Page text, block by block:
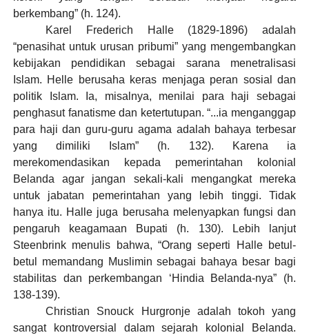
berkembang” (h. 124).
Karel Frederich Halle (1829-1896) adalah
“penasihat untuk urusan pribumi” yang mengembangkan
kebijakan pendidikan sebagai sarana menetralisasi
Islam. Helle berusaha keras menjaga peran sosial dan
politik Islam. Ia, misalnya, menilai para haji sebagai
penghasut fanatisme dan ketertutupan. “...ia menganggap
para haji dan guru-guru agama adalah bahaya terbesar
yang dimiliki Islam” (h. 132). Karena ia
merekomendasikan kepada pemerintahan kolonial
Belanda agar jangan sekali-kali mengangkat mereka
untuk jabatan pemerintahan yang lebih tinggi. Tidak
hanya itu. Halle juga berusaha melenyapkan fungsi dan
pengaruh keagamaan Bupati (h. 130). Lebih lanjut
Steenbrink menulis bahwa, “Orang seperti Halle betul-
betul memandang Muslimin sebagai bahaya besar bagi
stabilitas dan perkembangan ‘Hindia Belanda-nya” (h.
138-139).
Christian Snouck Hurgronje adalah tokoh yang
sangat kontroversial dalam sejarah kolonial Belanda.